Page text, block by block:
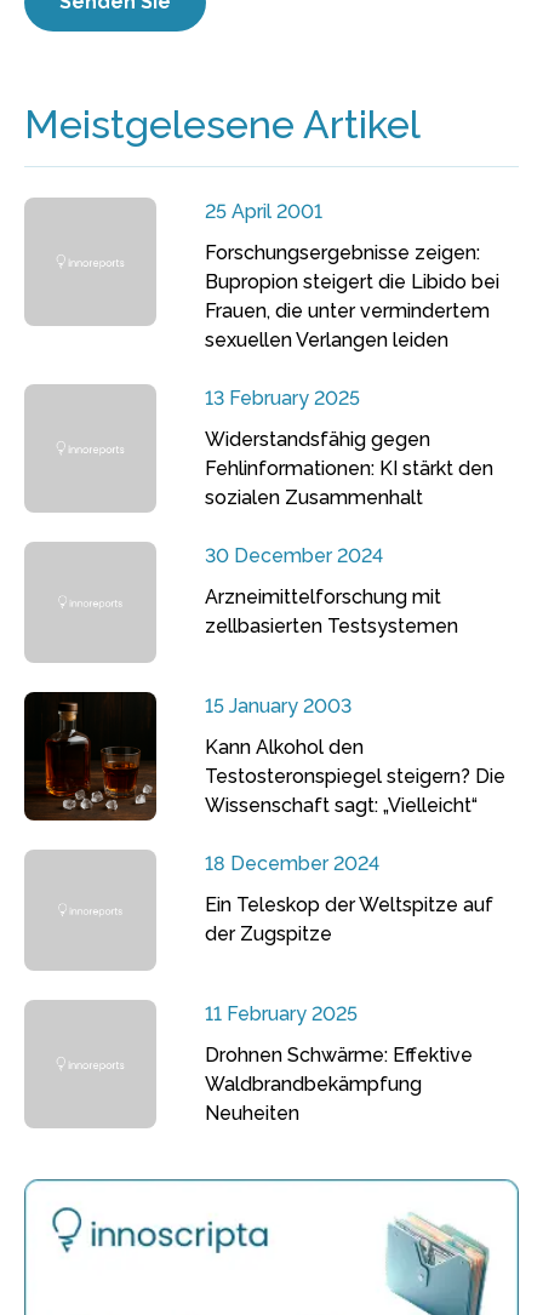
Meistgelesene Artikel
25 April 2001
Forschungsergebnisse zeigen:
Bupropion steigert die Libido bei
Frauen, die unter vermindertem
sexuellen Verlangen leiden
13 February 2025
Widerstandsfähig gegen
Fehlinformationen: KI stärkt den
sozialen Zusammenhalt
30 December 2024
Arzneimittelforschung mit
zellbasierten Testsystemen
15 January 2003
Kann Alkohol den
Testosteronspiegel steigern? Die
Wissenschaft sagt: „Vielleicht“
18 December 2024
Ein Teleskop der Weltspitze auf
der Zugspitze
11 February 2025
Drohnen Schwärme: Effektive
Waldbrandbekämpfung
Neuheiten